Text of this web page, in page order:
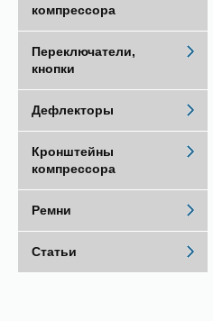
компрессора
Переключатели,
кнопки
Дефлекторы
Кронштейны
компрессора
Ремни
Статьи